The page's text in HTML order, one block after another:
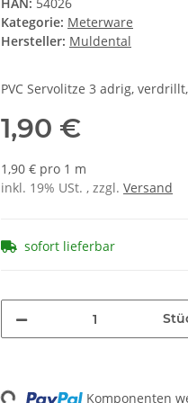
HAN: 54026
Kategorie: Meterware
Hersteller: Muldental
PVC Servolitze 3 adrig,
1,90 €
1,90 € pro 1 m
inkl. 19% USt. , zzgl. Versand
sofort lieferbar
Loading... Komponenten